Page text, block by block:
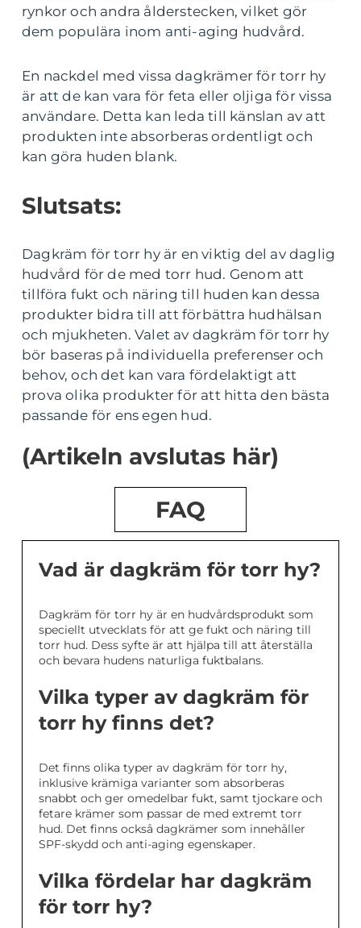
rynkor och andra ålderstecken, vilket gör
dem populära inom anti-aging hudvård.
En nackdel med vissa dagkrämer för torr hy
är att de kan vara för feta eller oljiga för vissa
användare. Detta kan leda till känslan av att
produkten inte absorberas ordentligt och
kan göra huden blank.
Slutsats:
Dagkräm för torr hy är en viktig del av daglig
hudvård för de med torr hud. Genom att
tillföra fukt och näring till huden kan dessa
produkter bidra till att förbättra hudhälsan
och mjukheten. Valet av dagkräm för torr hy
bör baseras på individuella preferenser och
behov, och det kan vara fördelaktigt att
prova olika produkter för att hitta den bästa
passande för ens egen hud.
(Artikeln avslutas här)
FAQ
Vad är dagkräm för torr hy?
Dagkräm för torr hy är en hudvårdsprodukt som
speciellt utvecklats för att ge fukt och näring till
torr hud. Dess syfte är att hjälpa till att återställa
och bevara hudens naturliga fuktbalans.
Vilka typer av dagkräm för
torr hy finns det?
Det finns olika typer av dagkräm för torr hy,
inklusive krämiga varianter som absorberas
snabbt och ger omedelbar fukt, samt tjockare och
fetare krämer som passar de med extremt torr
hud. Det finns också dagkrämer som innehåller
SPF-skydd och anti-aging egenskaper.
Vilka fördelar har dagkräm
för torr hy?